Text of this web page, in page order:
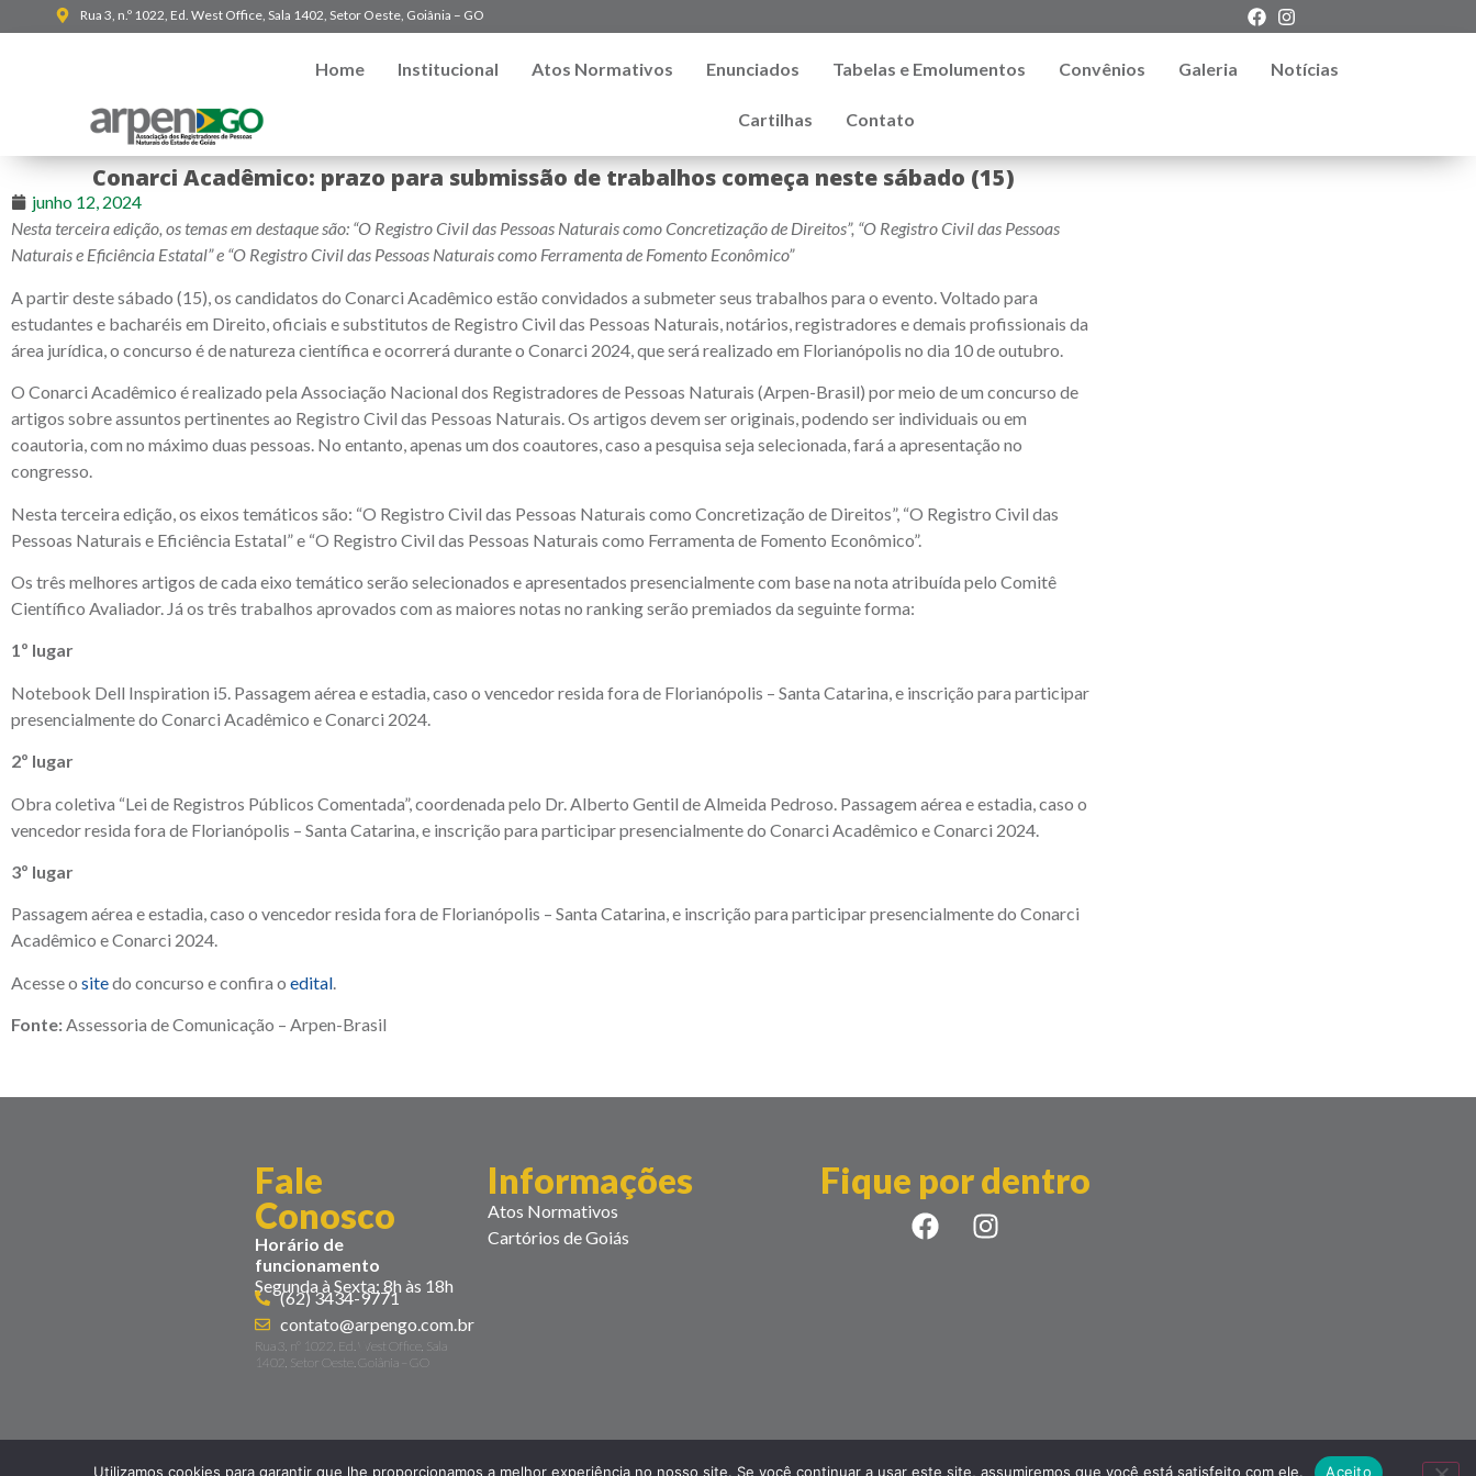
Rua 3, n.º 1022, Ed. West Office, Sala 1402, Setor Oeste, Goiânia – GO
Home Institucional Atos Normativos Enunciados Tabelas e Emolumentos Convênios Galeria Notícias
Cartilhas Contato
Conarci Acadêmico: prazo para submissão de trabalhos começa neste sábado (15)
junho 12, 2024
Nesta terceira edição, os temas em destaque são: “O Registro Civil das Pessoas Naturais como Concretização de Direitos”, “O Registro Civil das Pessoas
Naturais e Eficiência Estatal” e “O Registro Civil das Pessoas Naturais como Ferramenta de Fomento Econômico”
A partir deste sábado (15), os candidatos do Conarci Acadêmico estão convidados a submeter seus trabalhos para o evento. Voltado para
estudantes e bacharéis em Direito, oficiais e substitutos de Registro Civil das Pessoas Naturais, notários, registradores e demais profissionais da
área jurídica, o concurso é de natureza científica e ocorrerá durante o Conarci 2024, que será realizado em Florianópolis no dia 10 de outubro.
O Conarci Acadêmico é realizado pela Associação Nacional dos Registradores de Pessoas Naturais (Arpen-Brasil) por meio de um concurso de
artigos sobre assuntos pertinentes ao Registro Civil das Pessoas Naturais. Os artigos devem ser originais, podendo ser individuais ou em
coautoria, com no máximo duas pessoas. No entanto, apenas um dos coautores, caso a pesquisa seja selecionada, fará a apresentação no
congresso.
Nesta terceira edição, os eixos temáticos são: “O Registro Civil das Pessoas Naturais como Concretização de Direitos”, “O Registro Civil das
Pessoas Naturais e Eficiência Estatal” e “O Registro Civil das Pessoas Naturais como Ferramenta de Fomento Econômico”.
Os três melhores artigos de cada eixo temático serão selecionados e apresentados presencialmente com base na nota atribuída pelo Comitê
Científico Avaliador. Já os três trabalhos aprovados com as maiores notas no ranking serão premiados da seguinte forma:
1º lugar
Notebook Dell Inspiration i5. Passagem aérea e estadia, caso o vencedor resida fora de Florianópolis – Santa Catarina, e inscrição para participar
presencialmente do Conarci Acadêmico e Conarci 2024.
2º lugar
Obra coletiva “Lei de Registros Públicos Comentada”, coordenada pelo Dr. Alberto Gentil de Almeida Pedroso. Passagem aérea e estadia, caso o
vencedor resida fora de Florianópolis – Santa Catarina, e inscrição para participar presencialmente do Conarci Acadêmico e Conarci 2024.
3º lugar
Passagem aérea e estadia, caso o vencedor resida fora de Florianópolis – Santa Catarina, e inscrição para participar presencialmente do Conarci
Acadêmico e Conarci 2024.
Acesse o sitedo concurso e confira o edital
Fonte:Assessoria de Comunicação – Arpen-Brasil
Fale
Conosco
Horário de
funcionamento
Segunda à Sexta: 8h às 18h
(62) 3434-9771
contato@arpengo.com.br
Rua 3, nº 1022, Ed. West Office, Sala
1402, Setor Oeste. Goiânia – GO
Informações
Atos Normativos
Cartórios de Goiás
Fique por dentro
Utilizamos cookies para garantir que lhe proporcionamos a melhor experiência no nosso site. Se você continuar a usar este site, assumiremos que você está satisfeito com ele. Aceito